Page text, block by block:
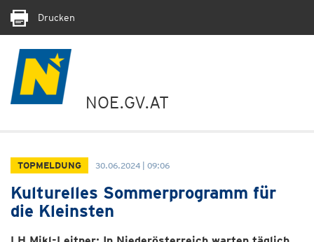
Drucken
NOE.GV.AT
TOPMELDUNG 30.06.2024 | 09:06
Kulturelles Sommerprogramm für
die Kleinsten